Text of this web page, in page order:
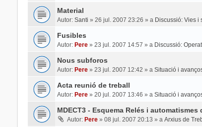
Material
Autor: Santi » 26 jul. 2007 23:26 » a Discussió: Vies i
Fusibles
Autor: Pere» 23 jul. 2007 14:57 » a Discussió:
Nous subforos
Autor: Pere» 23 jul. 2007 12:42 » a Situació i
Acta reunió de treball
Autor: Pere» 20 jul. 2007 13:46 » a Situació i
MDECT3 - Esquema Relés i
Autor: Pere» 08 jul. 2007 20:13 » a Arxius de